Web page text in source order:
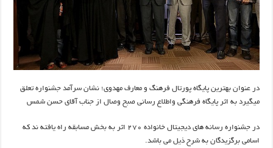
در عنوان بهترین پایگاه پورتال فرهنگ و معارف مهدوی؛ نشان سرآمد جشنواره تعلق
می­گیرد به اثر پایگاه فرهنگی واطلاع رسانی صبح وصال از جناب آقای حسن شمس
در جشنواره رسانه های دیجیتال خانواده ۲۷۰ اثر به بخش مسابقه راه یافته ند که
اسامی برگزیدگان به شرح ذیل می باشد.